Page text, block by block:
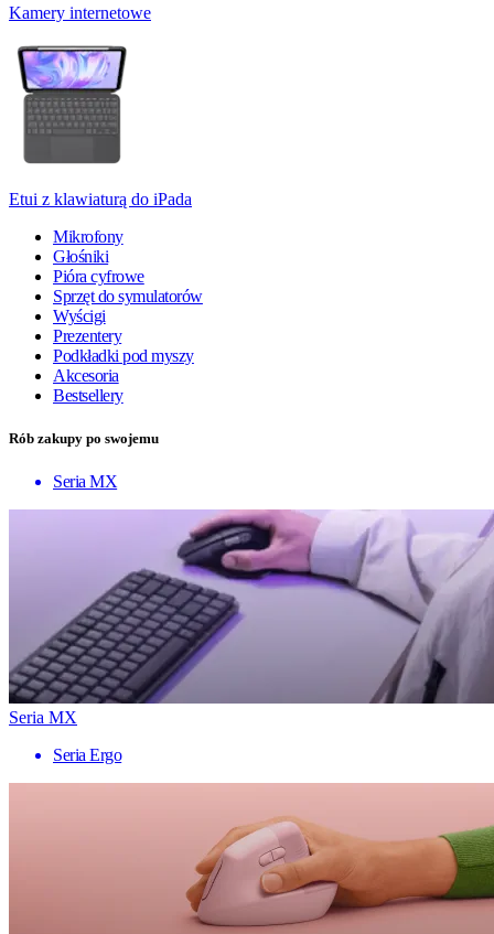
Kamery internetowe
Etui z klawiaturą do iPada
Mikrofony
Głośniki
Pióra cyfrowe
Sprzęt do symulatorów
Wyścigi
Prezentery
Podkładki pod myszy
Akcesoria
Bestsellery
Rób zakupy po swojemu
Seria MX
Seria MX
Seria Ergo